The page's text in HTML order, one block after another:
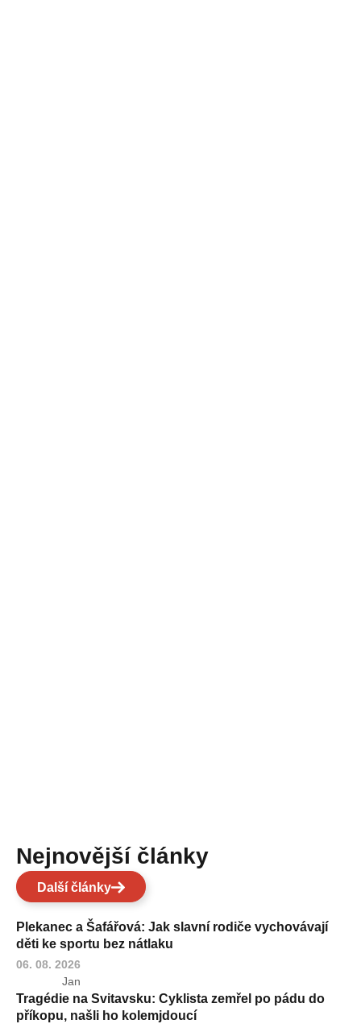
Nejnovější články
Další články
Plekanec a Šafářová: Jak slavní rodiče vychovávají
děti ke sportu bez nátlaku
06. 08. 2026
Jan
Tragédie na Svitavsku: Cyklista zemřel po pádu do
příkopu, našli ho kolemjdoucí